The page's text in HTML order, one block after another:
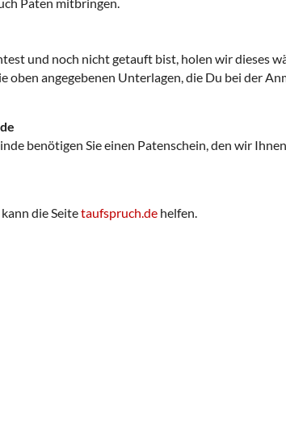
und noch nicht getauft bist, holen wir dieses
oben angegebenen Unterlagen, die Du bei der
benötigen Sie einen Patenschein, den wir
die Seitetaufspruch.de helfen.